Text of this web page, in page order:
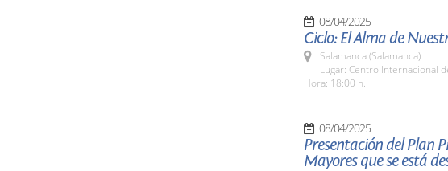
08/04/2025
Ciclo: El Alma de
Salamanca (Salamanca)
Lugar: Centro Internacional
Hora: 18:00 h.
08/04/2025
Presentación del Plan
Mayores que se está